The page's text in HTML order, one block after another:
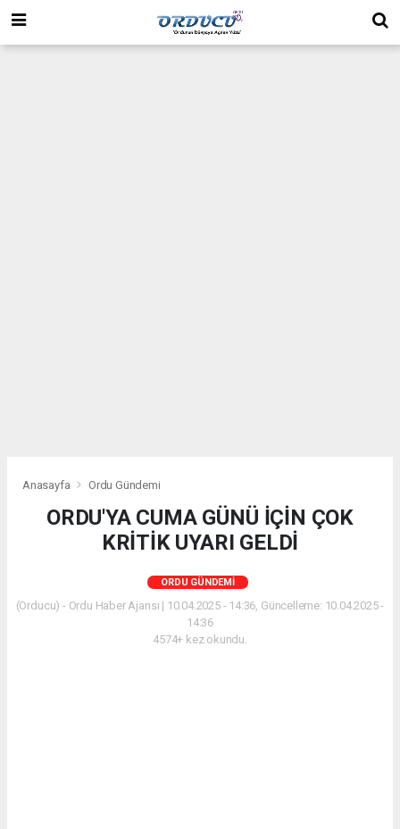
Anasayfa Ordu Gündemi
ORDU'YA CUMA GÜNÜ İÇİN ÇOK
KRİTİK UYARI GELDİ
ORDU GÜNDEMI
(Orducu) - Ordu Haber Ajansı | 10.04.2025 - 14:36, Güncelleme: 10.04.2025 -
14:36
4574+ kez okundu.